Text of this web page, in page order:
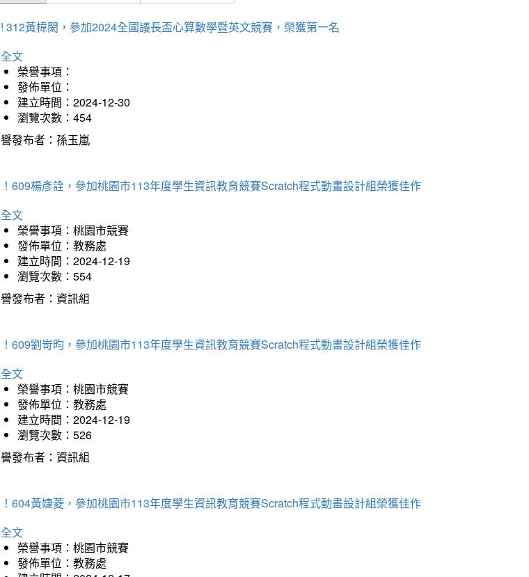
312黃椲閎，參加2024全國議長盃心算數學暨英文競賽，榮獲第一名
文
榮譽事項：
發佈單位：
建立時間：2024-12-30
瀏覽次數：454
發布者：孫玉嵐
609楊彥詮，參加桃園市113年度學生資訊教育競賽Scratch程式動畫設計組榮獲佳作
文
榮譽事項：桃園市競賽
發佈單位：教務處
建立時間：2024-12-19
瀏覽次數：554
發布者：資訊組
609劉岢昀，參加桃園市113年度學生資訊教育競賽Scratch程式動畫設計組榮獲佳作
文
榮譽事項：桃園市競賽
發佈單位：教務處
建立時間：2024-12-19
瀏覽次數：526
發布者：資訊組
604黃婕菱，參加桃園市113年度學生資訊教育競賽Scratch程式動畫設計組榮獲佳作
文
榮譽事項：桃園市競賽
發佈單位：教務處